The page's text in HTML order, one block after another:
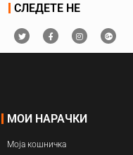
СЛЕДЕТЕ НЕ
МОИ НАРАЧКИ
Моја кошничка